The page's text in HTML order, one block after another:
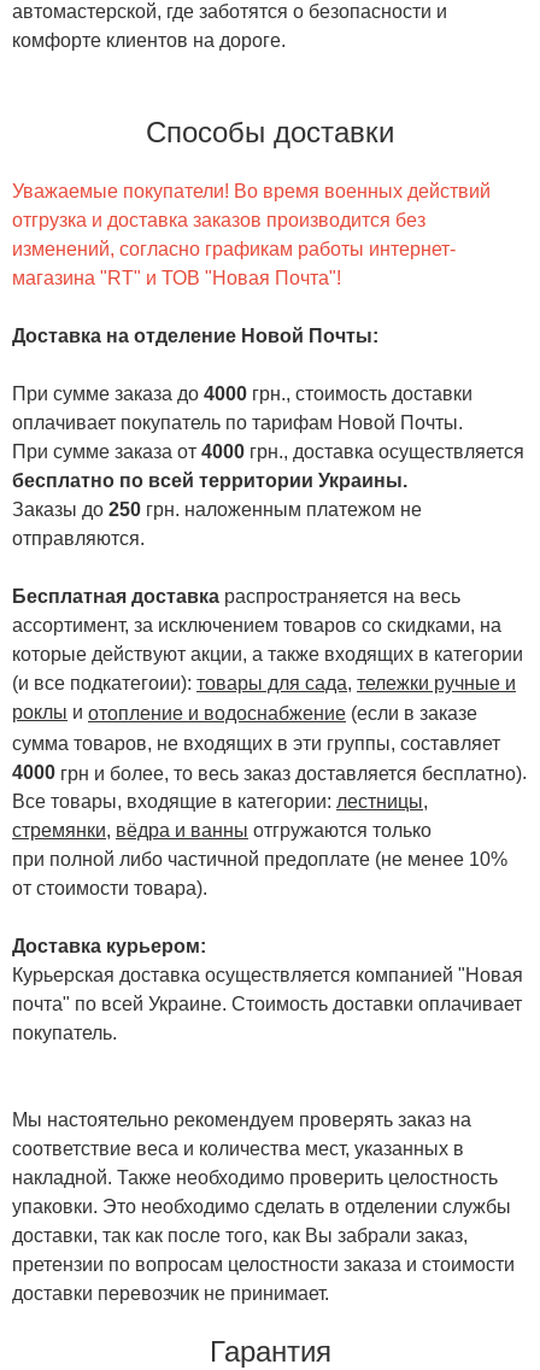
автомастерской, где заботятся о безопасности и
комфорте клиентов на дороге.
Способы доставки
Уважаемые покупатели! Во время военных действий
отгрузка и доставка заказов производится без
изменений, согласно графикам работы интернет-
магазина "RT" и ТОВ "Новая Почта"!
Доставка на отделение Новой Почты:
При сумме заказа до 4000 грн., стоимость доставки
оплачивает покупатель по тарифам Новой Почты.
При сумме заказа от 4000 грн., доставка осуществляется
бесплатно по всей территории Украины.
Заказы до 250 грн. наложенным платежом не
отправляются.
Бесплатная доставка распространяется на весь
ассортимент, за исключением товаров со скидками, на
которые действуют акции, а также входящих в категории
(и все подкатегоии): товары для сада, тележки ручные и
роклы и отопление и водоснабжение (если в заказе
сумма товаров, не входящих в эти группы, составляет
4000 грн и более, то весь заказ доставляется бесплатно).
Все товары, входящие в категории: лестницы,
стремянки, вёдра и ванны отгружаются только
при полной либо частичной предоплате (не менее 10%
от стоимости товара).
Доставка курьером:
Курьерская доставка осуществляется компанией "Новая
почта" по всей Украине. Стоимость доставки оплачивает
покупатель.
Мы настоятельно рекомендуем проверять заказ на
соответствие веса и количества мест, указанных в
накладной. Также необходимо проверить целостность
упаковки. Это необходимо сделать в отделении службы
доставки, так как после того, как Вы забрали заказ,
претензии по вопросам целостности заказа и стоимости
доставки перевозчик не принимает.
Гарантия